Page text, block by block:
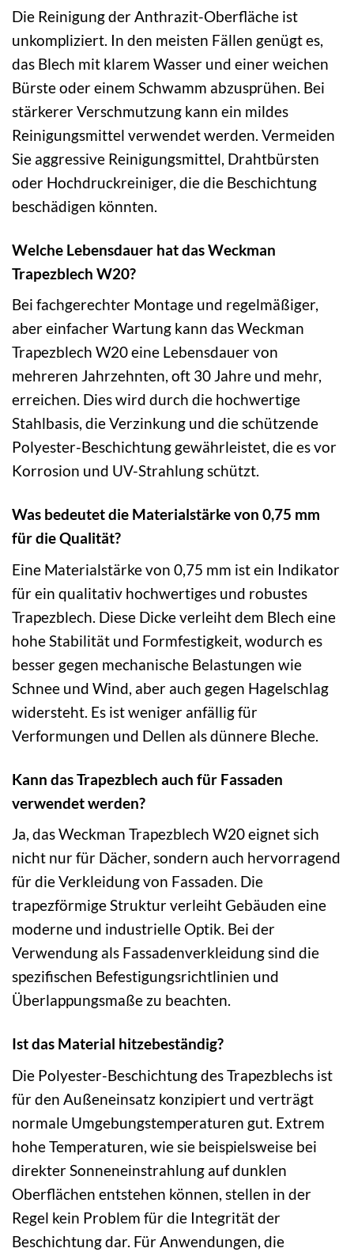
Die Reinigung der Anthrazit-Oberfläche ist
unkompliziert. In den meisten Fällen genügt es,
das Blech mit klarem Wasser und einer weichen
Bürste oder einem Schwamm abzusprühen. Bei
stärkerer Verschmutzung kann ein mildes
Reinigungsmittel verwendet werden. Vermeiden
Sie aggressive Reinigungsmittel, Drahtbürsten
oder Hochdruckreiniger, die die Beschichtung
beschädigen könnten.
Welche Lebensdauer hat das Weckman
Trapezblech W20?
Bei fachgerechter Montage und regelmäßiger,
aber einfacher Wartung kann das Weckman
Trapezblech W20 eine Lebensdauer von
mehreren Jahrzehnten, oft 30 Jahre und mehr,
erreichen. Dies wird durch die hochwertige
Stahlbasis, die Verzinkung und die schützende
Polyester-Beschichtung gewährleistet, die es vor
Korrosion und UV-Strahlung schützt.
Was bedeutet die Materialstärke von 0,75 mm
für die Qualität?
Eine Materialstärke von 0,75 mm ist ein Indikator
für ein qualitativ hochwertiges und robustes
Trapezblech. Diese Dicke verleiht dem Blech eine
hohe Stabilität und Formfestigkeit, wodurch es
besser gegen mechanische Belastungen wie
Schnee und Wind, aber auch gegen Hagelschlag
widersteht. Es ist weniger anfällig für
Verformungen und Dellen als dünnere Bleche.
Kann das Trapezblech auch für Fassaden
verwendet werden?
Ja, das Weckman Trapezblech W20 eignet sich
nicht nur für Dächer, sondern auch hervorragend
für die Verkleidung von Fassaden. Die
trapezförmige Struktur verleiht Gebäuden eine
moderne und industrielle Optik. Bei der
Verwendung als Fassadenverkleidung sind die
spezifischen Befestigungsrichtlinien und
Überlappungsmaße zu beachten.
Ist das Material hitzebeständig?
Die Polyester-Beschichtung des Trapezblechs ist
für den Außeneinsatz konzipiert und verträgt
normale Umgebungstemperaturen gut. Extrem
hohe Temperaturen, wie sie beispielsweise bei
direkter Sonneneinstrahlung auf dunklen
Oberflächen entstehen können, stellen in der
Regel kein Problem für die Integrität der
Beschichtung dar. Für Anwendungen, die